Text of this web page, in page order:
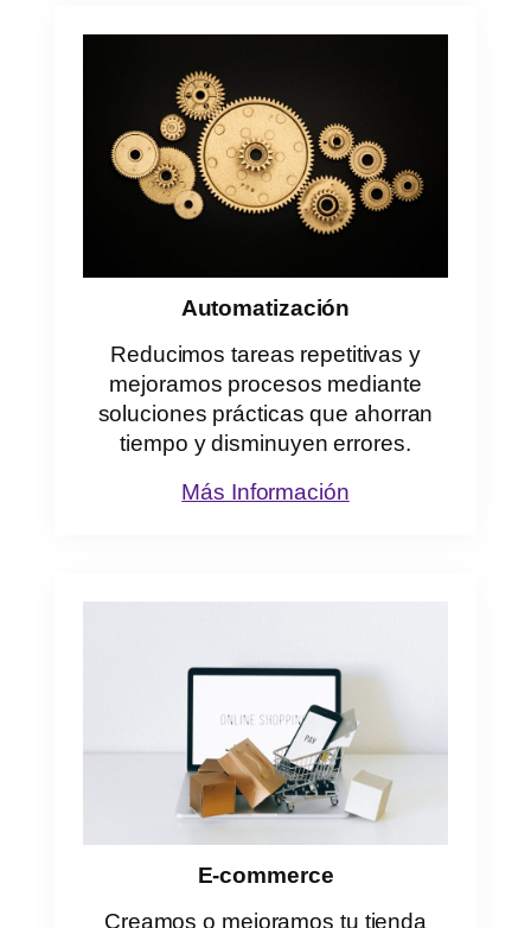
Automatización
Reducimos tareas repetitivas y
mejoramos procesos mediante
soluciones prácticas que ahorran
tiempo y disminuyen errores.
Más Información
E-commerce
Creamos o mejoramos tu tienda